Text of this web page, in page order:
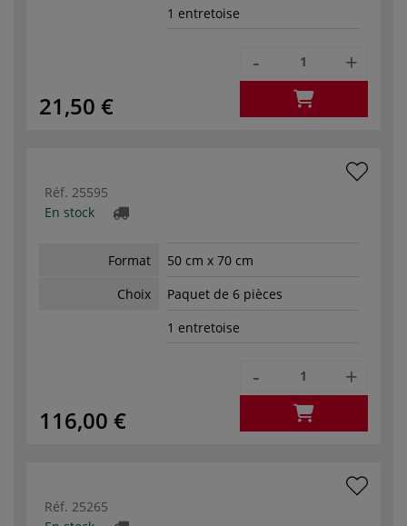
1 entretoise
21,50 €
- +
Réf. 25595
En stock
Format
50 cm x 70 cm
Choix
Paquet de 6 pièces
1 entretoise
116,00 €
- +
Réf. 25265